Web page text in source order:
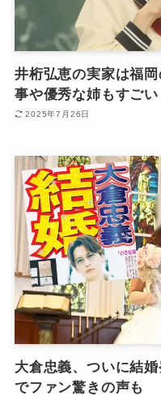
井桁弘恵の実家は福
事や優秀な姉もすごい
2025年7月26日
大倉忠義、ついに結
でファン驚きの声も